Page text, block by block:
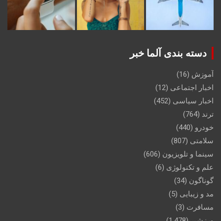
دسته بندی آلما خبر
آموزش (16)
اخبار اجتماعی (12)
اخبار سیاسی (452)
ترند (764)
خودرو (440)
سلامتی (807)
سینما و تلویزیون (606)
علم و تکنولوژی (6)
گوناگون (34)
مد و زیبایی (5)
مسافرت (3)